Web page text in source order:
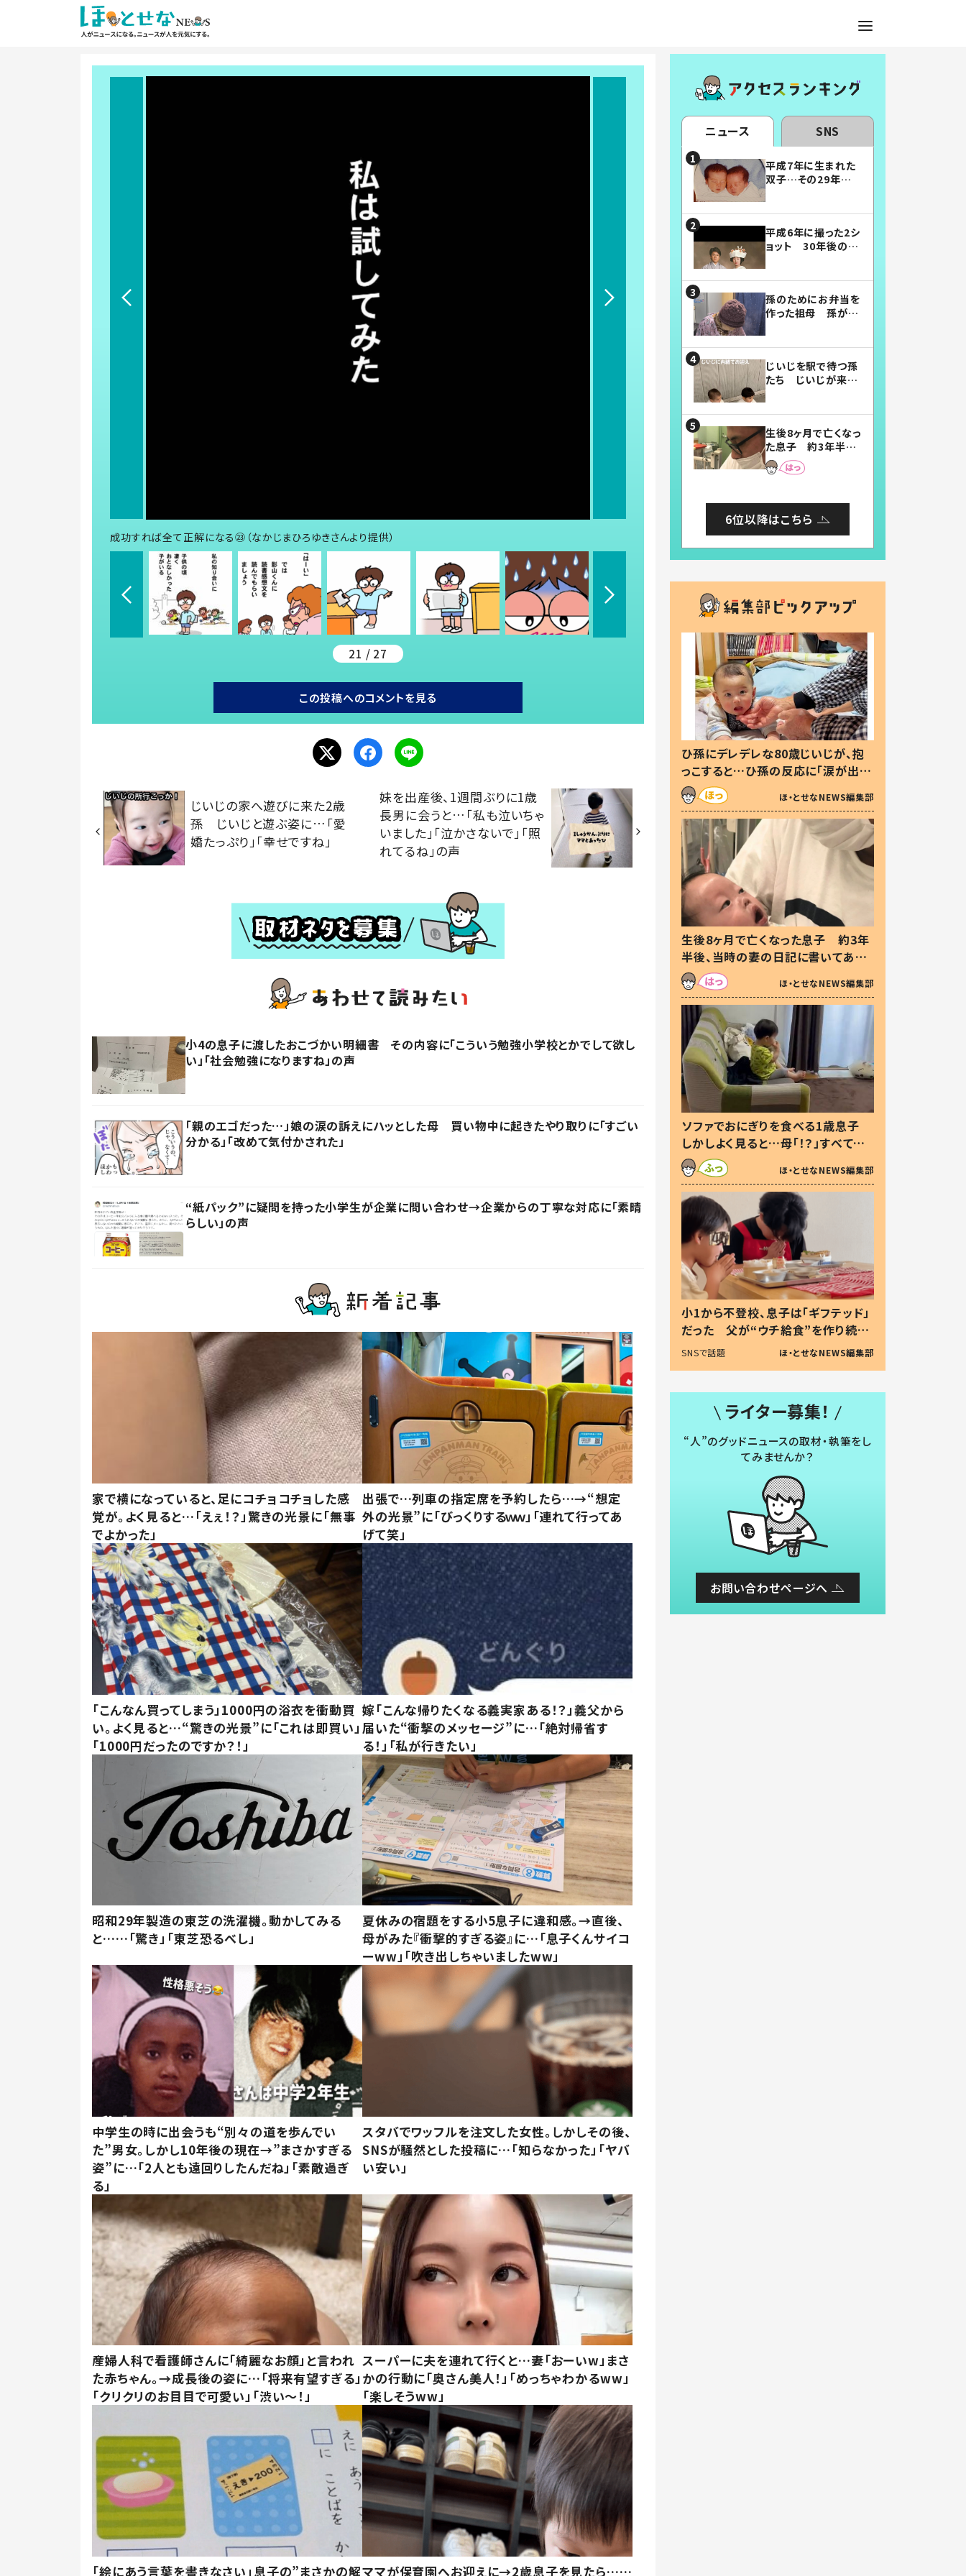
成功すれば全て正解になる㉓（なかじまひろゆきさんより提供）
21 / 27
この投稿へのコメントを見る
じいじの家へ遊びに来た2歳
孫 じいじと遊ぶ姿に…「愛
嬌たっぷり」「幸せですね」
妹を出産後、1週間ぶりに1歳
長男に会うと…「私も泣いちゃ
いました」「泣かさないで」「照
れてるね」の声
小4の息子に渡したおこづかい明細書 その内容に「こういう勉強小学校とかでして欲し
い」「社会勉強になりますね」の声
「親のエゴだった…」娘の涙の訴えにハッとした母 買い物中に起きたやり取りに「すごい
分かる」「改めて気付かされた」
“紙パック”に疑問を持った小学生が企業に問い合わせ→企業からの丁寧な対応に「素晴
らしい」の声
家で横になっていると、足にコチョコチョした感
覚が。よく見ると…「えぇ！？」驚きの光景に「無事
でよかった」
出張で…列車の指定席を予約したら…→“想定
外の光景”に「びっくりするｗｗ」「連れて行ってあ
げて笑」
「こんなん買ってしまう」1000円の浴衣を衝動買
い。よく見ると…“驚きの光景”に「これは即買い」
「1000円だったのですか？！」
嫁「こんな帰りたくなる義実家ある！？」義父から
届いた“衝撃のメッセージ”に…「絶対帰省す
る！」「私が行きたい」
昭和29年製造の東芝の洗濯機。動かしてみる
と……「驚き」「東芝恐るべし」
夏休みの宿題をする小5息子に違和感。→直後、
母がみた『衝撃的すぎる姿』に…「息子くんサイコ
ーww」「吹き出しちゃいましたww」
中学生の時に出会うも“別々の道を歩んでい
た”男女。しかし10年後の現在→”まさかすぎる
姿”に…「2人とも遠回りしたんだね」「素敵過ぎ
る」
スタバでワッフルを注文した女性。しかしその後、
SNSが騒然とした投稿に…「知らなかった」「ヤバ
い安い」
産婦人科で看護師さんに「綺麗なお顔」と言われ
た赤ちゃん。→成長後の姿に…「将来有望すぎる」
「クリクリのお目目で可愛い」「渋い～！」
スーパーに夫を連れて行くと…妻「おーいw」まさ
かの行動に「奥さん美人！」「めっちゃわかるww」
「楽しそうww」
「絵にあう言葉を書きなさい」息子の”まさかの解ママが保育園へお迎えに→2歳息子を見たら……
ニュース SNS
平成7年に生まれた
双子…その29年後
平成6年に撮った2シ
ョット 30年後の姿
孫のためにお弁当を
作った祖母 孫が絶
じいじを駅で待つ孫
たち じいじが来た
まらない」「幸せにな
れる」
生後8ヶ月で亡くなっ
た息子 約3年半
後、当時の妻の日記
に書いてあった本音
6位以降はこちら
ひ孫にデレデレな80歳じいじが、抱
っこすると…ひ孫の反応に「涙が出ま
した」「可愛くて仕方ない」
ほ・とせなNEWS編集部
生後8ヶ月で亡くなった息子 約3年
半後、当時の妻の日記に書いてあっ
た本音とは
ほ・とせなNEWS編集部
ソファでおにぎりを食べる1歳息子
しかしよく見ると…母「！？」すべてを
察した母の投稿に「可愛いから許
す！」「現行犯〜」
ほ・とせなNEWS編集部
小1から不登校、息子は「ギフテッド」
だった 父が“ウチ給食”を作り続け
る理由とは #令和の親 #令和の子
SNSで話題 ほ・とせなNEWS編集部
ライター募集！
“人”のグッドニュースの取材・執筆をし
てみませんか？
お問い合わせページへ